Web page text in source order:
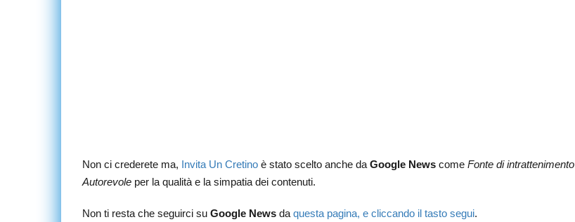
Non ci crederete ma, Invita Un Cretino è stato scelto anche da Google News come Fonte di intrattenimento
Autorevole per la qualità e la simpatia dei contenuti.
Non ti resta che seguirci su Google News da questa pagina, e cliccando il tasto segui.